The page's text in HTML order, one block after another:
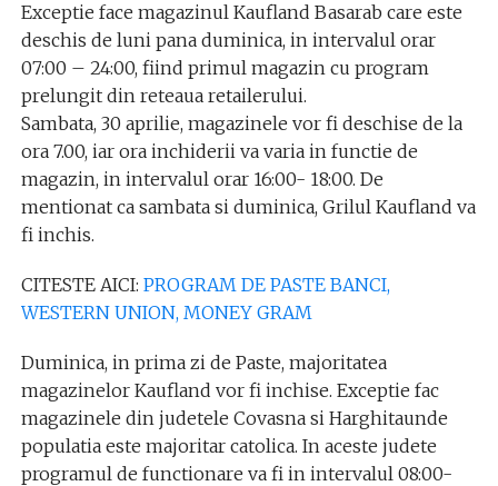
Exceptie face magazinul Kaufland Basarab care este
deschis de luni pana duminica, in intervalul orar
07:00 – 24:00, fiind primul magazin cu program
prelungit din reteaua retailerului.
Sambata, 30 aprilie, magazinele vor fi deschise de la
ora 7.00, iar ora inchiderii va varia in functie de
magazin, in intervalul orar 16:00- 18:00. De
mentionat ca sambata si duminica, Grilul Kaufland va
fi inchis.
CITESTE AICI: PROGRAM DE PASTE BANCI,
WESTERN UNION, MONEY GRAM
Duminica, in prima zi de Paste, majoritatea
magazinelor Kaufland vor fi inchise. Exceptie fac
magazinele din judetele Covasna si Harghitaunde
populatia este majoritar catolica. In aceste judete
programul de functionare va fi in intervalul 08:00-